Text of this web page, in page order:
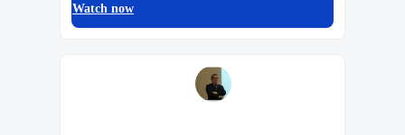
Watch now